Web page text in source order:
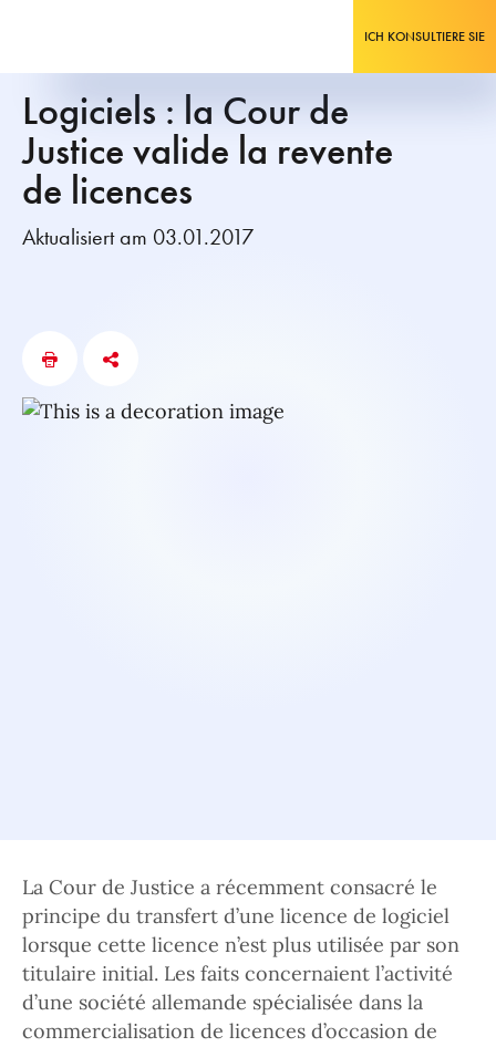
ICH KONSULTIERE SIE
Logiciels : la Cour de
Justice valide la revente
de licences
Aktualisiert am 03.01.2017
La Cour de Justice a récemment consacré le
principe du transfert d’une licence de logiciel
lorsque cette licence n’est plus utilisée par son
titulaire initial. Les faits concernaient l’activité
d’une société allemande spécialisée dans la
commercialisation de licences d’occasion de